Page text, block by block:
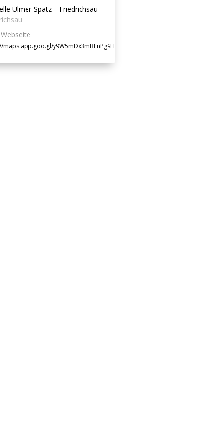
Ulmer-Spatz – Friedrichsau
Webseite
maps.app.goo.gl/y9W5mDx3mBEnPg9HA